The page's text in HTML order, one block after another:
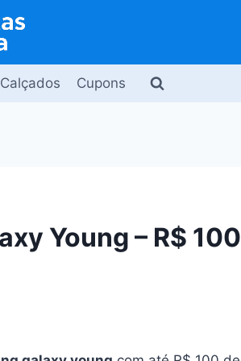
Calçados Cupons
Young – R$ 100